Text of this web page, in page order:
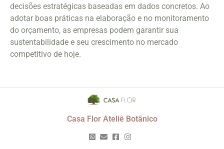
decisões estratégicas baseadas em dados concretos. Ao
adotar boas práticas na elaboração e no monitoramento
do orçamento, as empresas podem garantir sua
sustentabilidade e seu crescimento no mercado
competitivo de hoje.
Casa Flor Ateliê Botânico